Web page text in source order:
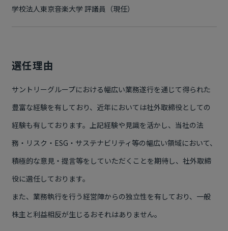
学校法人東京音楽大学 評議員（現任）
選任理由
サントリーグループにおける幅広い業務遂行を通じて得られた
豊富な経験を有しており、近年においては社外取締役としての
経験も有しております。上記経験や見識を活かし、当社の法
務・リスク・ESG・サステナビリティ等の幅広い領域において、
積極的な意見・提言等をしていただくことを期待し、社外取締
役に選任しております。
また、業務執行を行う経営陣からの独立性を有しており、一般
株主と利益相反が生じるおそれはありません。